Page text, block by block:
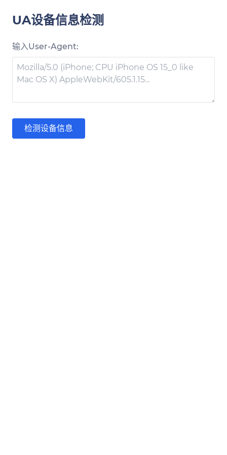
UA设备信息检测
输入User-Agent:
检测设备信息